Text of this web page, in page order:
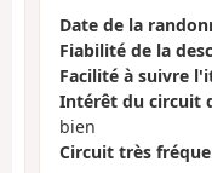
Date de la
Fiabilité de la
Facilité à suivre
Intérêt du circuit
bien
Circuit très